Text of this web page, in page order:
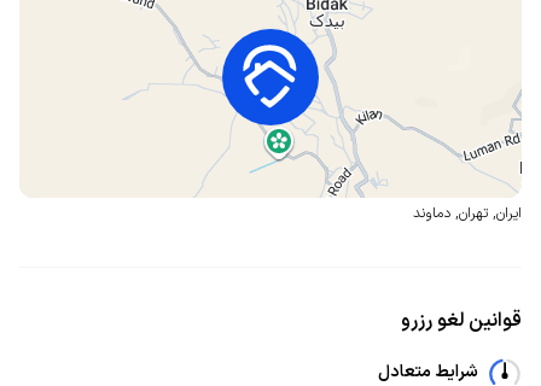
ایران, تهران, دماوند
قوانین لغو رزرو
شرایط متعادل